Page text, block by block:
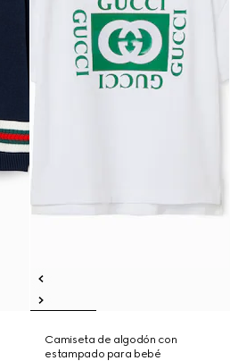
Camiseta de algodón con
estampado para bebé